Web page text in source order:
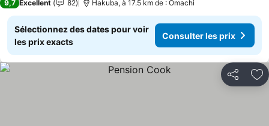
9,7 Excellent 82 Hakuba, à 17.5 km de : Omachi
Sélectionnez des dates pour voir
les prix exacts
Consulter les prix
Partager